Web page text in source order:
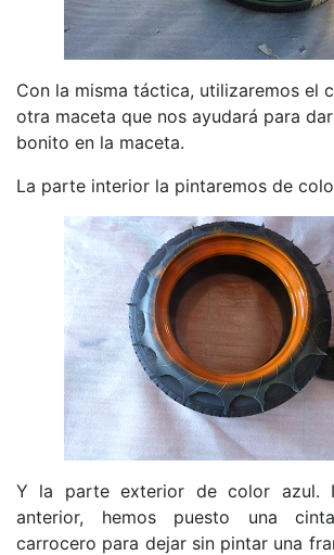
Con la misma táctica, utilizaremos el
otra maceta que nos ayudará para
bonito en la maceta.
La parte interior la pintaremos de
Y la parte exterior de color azul.
anterior, hemos puesto una
carrocero para dejar sin pintar una